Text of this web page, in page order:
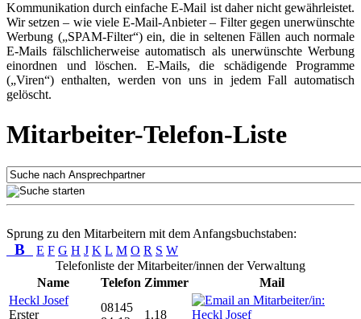
Kommunikation durch einfache E-Mail ist daher nicht gewährleistet.
Wir setzen – wie viele E-Mail-Anbieter – Filter gegen unerwünschte
Werbung („SPAM-Filter“) ein, die in seltenen Fällen auch normale
E-Mails fälschlicherweise automatisch als unerwünschte Werbung
einordnen und löschen. E-Mails, die schädigende Programme
(„Viren“) enthalten, werden von uns in jedem Fall automatisch
gelöscht.
Mitarbeiter-Telefon-Liste
Sprung zu den Mitarbeitern mit dem Anfangsbuchstaben:
B E F G H J K L M O R S W
Telefonliste der Mitarbeiter/innen der Verwaltung
Name
Telefon Zimmer
Mail
Heckl Josef
Erster
08145
1.18